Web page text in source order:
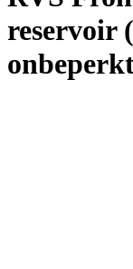
reservoir